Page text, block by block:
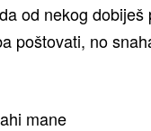
od nekog
poštovati, no
mane